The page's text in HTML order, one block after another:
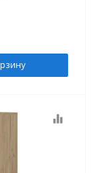
equalizer